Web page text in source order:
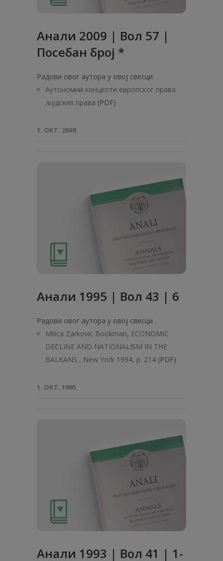
Анали 2009 | Вол 57 |
Посебан број *
Радови овог аутора у овој свесци
Аутономни концепти европског права
људских права (PDF)
1. ОКТ. 2009.
Анaли 1995 | Вол 43 | 6
Радови овог аутора у овој свесци
Milica Zarkovic Bookman, ECONOMIC
DECLINE AND NATIONALISM IN THE
BALKANS , New York 1994, p. 214 (PDF)
1. ОКТ. 1995.
Анaли 1993 | Вол 41 | 1-